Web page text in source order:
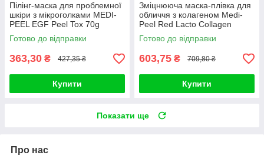
Пілінг-маска для проблемної
шкіри з мікроголками MEDI-
PEEL EGF Peel Tox 70g
Готово до відправки
363,30 ₴ 427,35 ₴
Купити
Зміцнююча маска-плівка для
обличчя з колагеном Medi-
Peel Red Lacto Collagen
Wrapping Mask 70ml
Готово до відправки
603,75 ₴ 709,80 ₴
Купити
Показати ще
Про нас